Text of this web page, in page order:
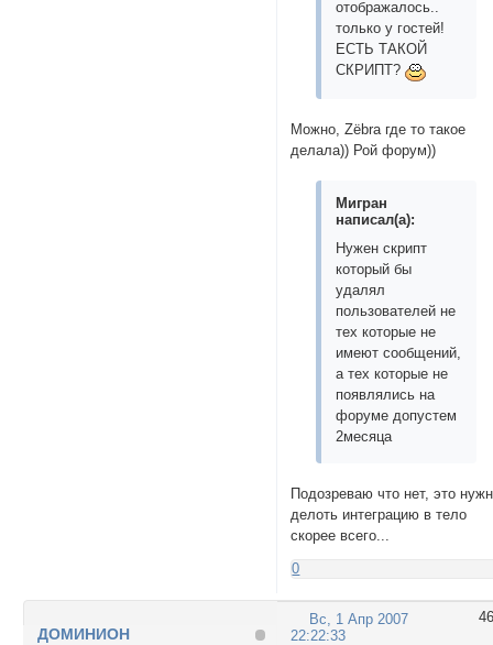
отображалось..
только у гостей!
ЕСТЬ ТАКОЙ
СКРИПТ?
Можно, Zёbra где то такое
делала)) Рой форум))
Мигран
написал(а):
Нужен скрипт
который бы
удалял
пользователей не
тех которые не
имеют сообщений,
а тех которые не
появлялись на
форуме допустем
2месяца
Подозреваю что нет, это
делоть интеграцию в тело
скорее всего...
0
46
Вс, 1 Апр 2007
22:22:33
ДОМИНИОН